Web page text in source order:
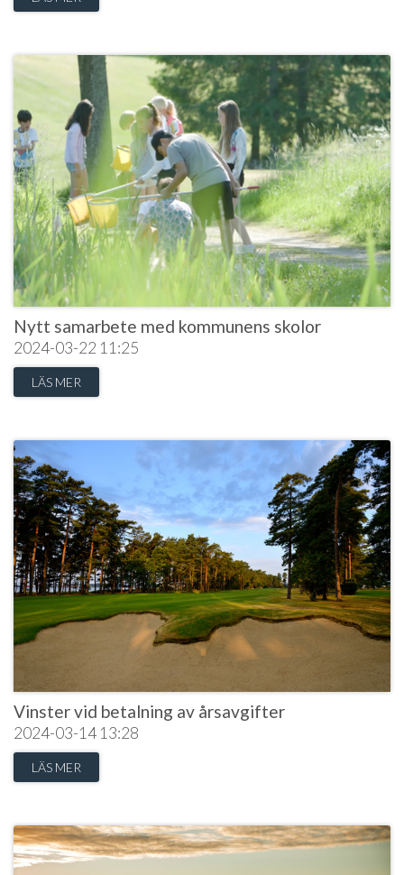
Nytt samarbete med kommunens skolor
2024-03-22 11:25
LÄS MER
Vinster vid betalning av årsavgifter
2024-03-1413:28
LÄS MER